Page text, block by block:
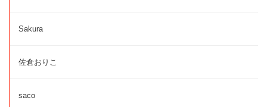
Sakura
佐倉おりこ
saco